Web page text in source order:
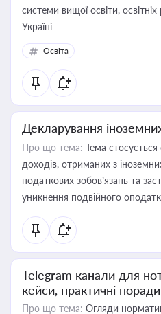
системи вищої освіти, освітніх
Україні
Освіта
Декларування
Про що тема: Тема стосується
доходів, отриманих з
податкових зобов’язань та
уникнення подвійного
Telegram канали для
кейси, практичні поради
Про що тема: Огляди